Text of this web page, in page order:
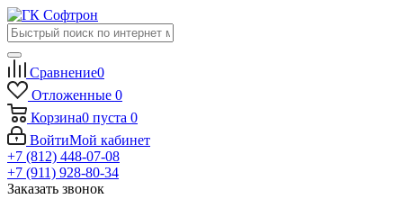
Сравнение0
Отложенные 0
Корзина0 пуста 0
ВойтиМой кабинет
+7 (812) 448-07-08
+7 (911) 928-80-34
Заказать звонок